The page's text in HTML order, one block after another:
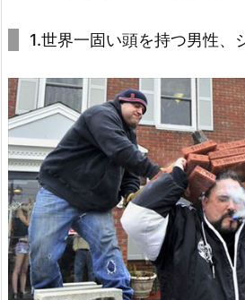
1.世界一固い頭を持つ男性、